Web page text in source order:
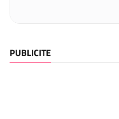
PUBLICITE